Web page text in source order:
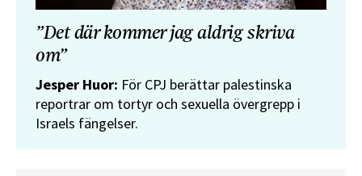
”Det där kommer jag aldrig skriva
om”
Jesper Huor: För CPJ berättar palestinska
reportrar om tortyr och sexuella övergrepp i
Israels fängelser.